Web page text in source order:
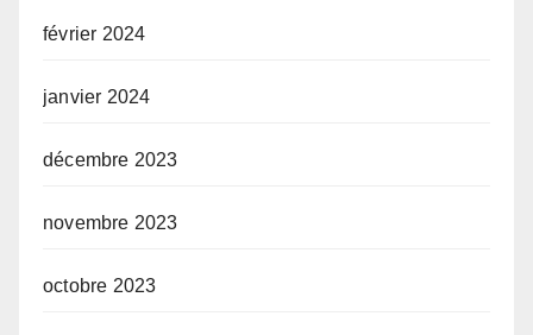
février 2024
janvier 2024
décembre 2023
novembre 2023
octobre 2023